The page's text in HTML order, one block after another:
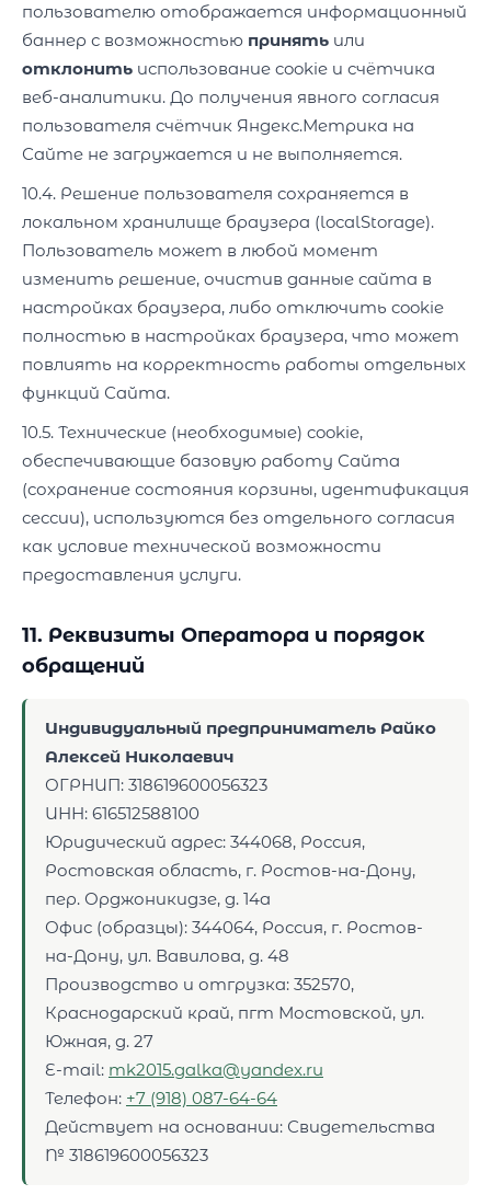
пользователю отображается информационный
баннер с возможностью принять или
отклонить использование cookie и счётчика
веб-аналитики. До получения явного согласия
пользователя счётчик Яндекс.Метрика на
Сайте не загружается и не выполняется.
10.4. Решение пользователя сохраняется в
локальном хранилище браузера (localStorage).
Пользователь может в любой момент
изменить решение, очистив данные сайта в
настройках браузера, либо отключить cookie
полностью в настройках браузера, что может
повлиять на корректность работы отдельных
функций Сайта.
10.5. Технические (необходимые) cookie,
обеспечивающие базовую работу Сайта
(сохранение состояния корзины, идентификация
сессии), используются без отдельного согласия
как условие технической возможности
предоставления услуги.
11. Реквизиты Оператора и порядок
обращений
Индивидуальный предприниматель Райко
Алексей Николаевич
ОГРНИП: 318619600056323
ИНН: 616512588100
Юридический адрес: 344068, Россия,
Ростовская область, г. Ростов-на-Дону,
пер. Орджоникидзе, д. 14а
Офис (образцы): 344064, Россия, г. Ростов-
на-Дону, ул. Вавилова, д. 48
Производство и отгрузка: 352570,
Краснодарский край, пгт Мостовской, ул.
Южная, д. 27
E-mail: mk2015.galka@yandex.ru
Телефон: +7 (918) 087-64-64
Действует на основании: Свидетельства
№ 318619600056323